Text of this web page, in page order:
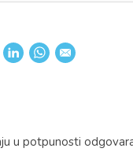
u potpunosti